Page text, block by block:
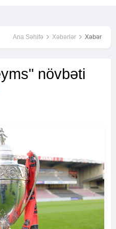
Ana Səhifə Xəbərlər Xəbər
növbəti